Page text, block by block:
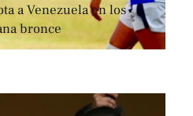
a Venezuela en los
bronce